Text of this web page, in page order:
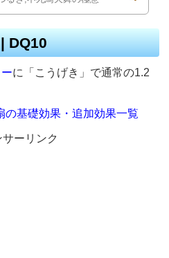
DQ10
に「こうげき」で通常の1.2
の基礎効果・追加効果一覧
サーリンク